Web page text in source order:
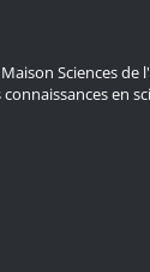
Sciences
en